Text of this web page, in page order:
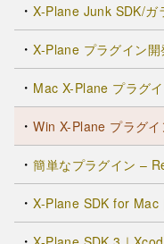
X-Plane Junk SDK/ガ
X-Plane プラグイン開
Mac X-Plane プラグ
Win X-Plane プラグイ
簡単なプラグイン –
X-Plane SDK for